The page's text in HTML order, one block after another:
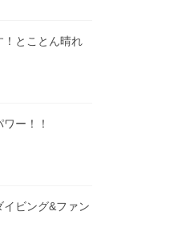
！とことん晴れ
ー！！
ビング&ファン